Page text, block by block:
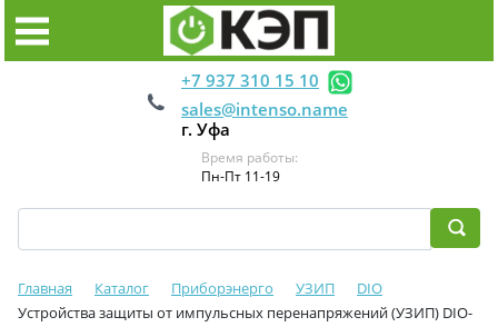
+7 937 310 15 10
sales@intenso.name
г. Уфа
Время работы:
Пн-Пт 11-19
Главная Каталог Приборэнерго УЗИП
DIO
Устройства защиты от импульсных перенапряжений (УЗИП) DIO-